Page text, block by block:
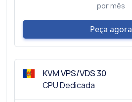
por mês
Peça agora
KVM VPS/VDS 30
CPU Dedicada